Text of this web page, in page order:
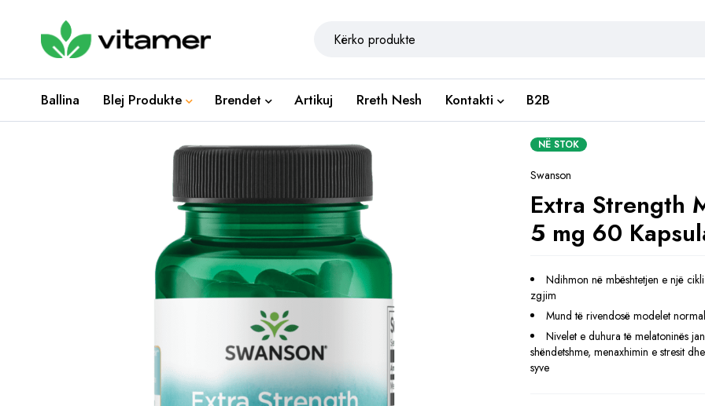
Ballina Blej Produkte Brendet Artikuj Rreth Nesh Kontakti B2B
NË STOK
Swanson
Extra Strength
5 mg 60
Ndihmon në mbështetjen e një
zgjim
Mund të rivendosë modelet
Nivelet e duhura të melatoninës
shëndetshme, menaxhimin e stresit
syve